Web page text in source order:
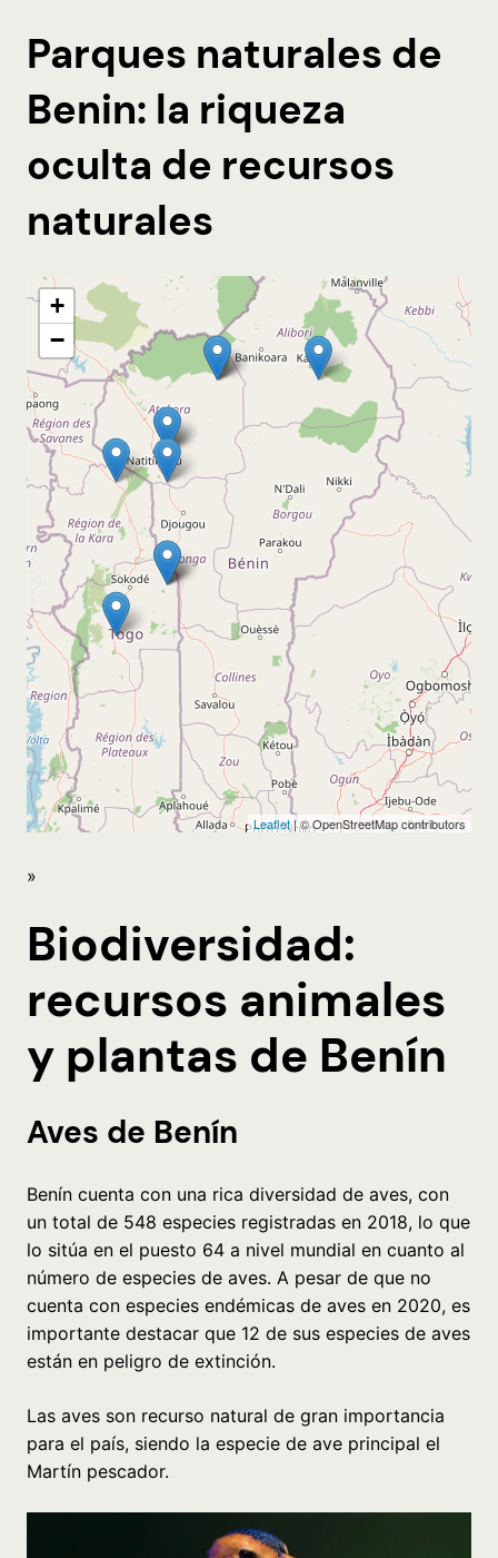
Parques naturales de
Benin: la riqueza
oculta de recursos
naturales
»
Biodiversidad:
recursos animales
y plantas de Benín
Aves de Benín
Benín cuenta con una rica diversidad de aves, con
un total de 548 especies registradas en 2018, lo que
lo sitúa en el puesto 64 a nivel mundial en cuanto al
número de especies de aves. A pesar de que no
cuenta con especies endémicas de aves en 2020, es
importante destacar que 12 de sus especies de aves
están en peligro de extinción.
Las aves son recurso natural de gran importancia
para el país, siendo la especie de ave principal el
Martín pescador.